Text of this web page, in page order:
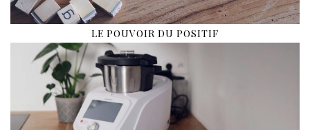
LE POUVOIR DU POSITIF